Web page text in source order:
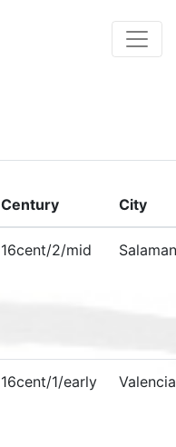
Century City
16cent/2/mid
16cent/1/early Valencia